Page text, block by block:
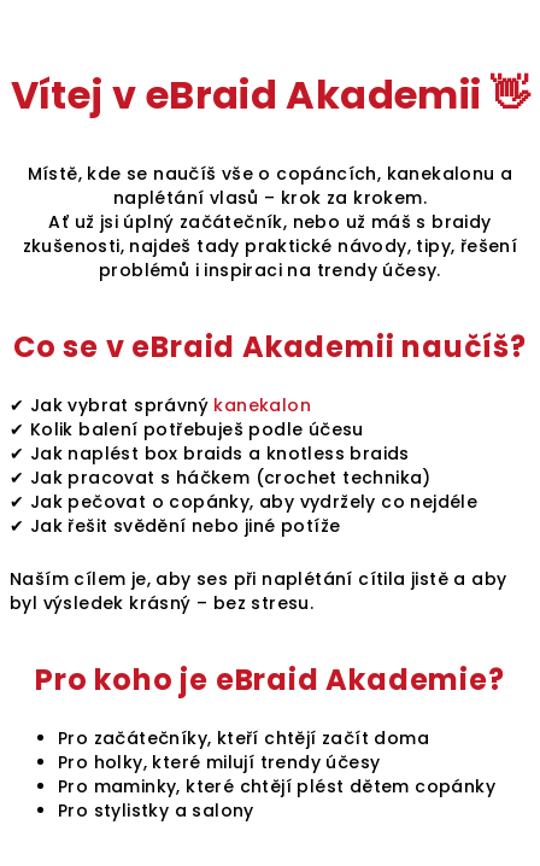
Vítej v eBraid Akademii 👋
Místě, kde se naučíš vše o copáncích, kanekalonu a
naplétání vlasů – krok za krokem.
Ať už jsi úplný začátečník, nebo už máš s braidy
zkušenosti, najdeš tady praktické návody, tipy, řešení
problémů i inspiraci na trendy účesy.
Co se v eBraid Akademii naučíš?
✔ Jak vybrat správný kanekalon
✔ Kolik balení potřebuješ podle účesu
✔ Jak naplést box braids a knotless braids
✔ Jak pracovat s háčkem (crochet technika)
✔ Jak pečovat o copánky, aby vydržely co nejdéle
✔ Jak řešit svědění nebo jiné potíže
Naším cílem je, aby ses při naplétání cítila jistě a aby
byl výsledek krásný – bez stresu.
Pro koho je eBraid Akademie?
Pro začátečníky, kteří chtějí začít doma
Pro holky, které milují trendy účesy
Pro maminky, které chtějí plést dětem copánky
Pro stylistky a salony